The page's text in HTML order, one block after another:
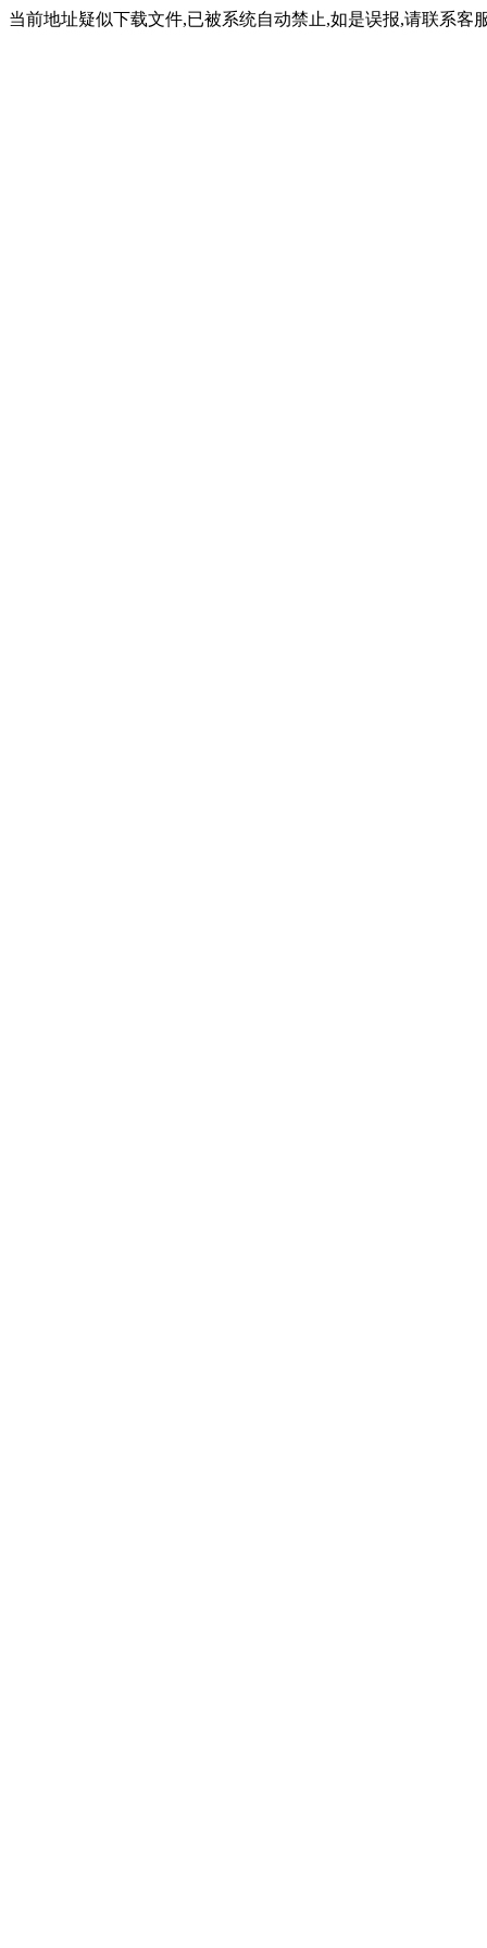
当前地址疑似下载文件,已被系统自动禁止,如是误报,请联系客